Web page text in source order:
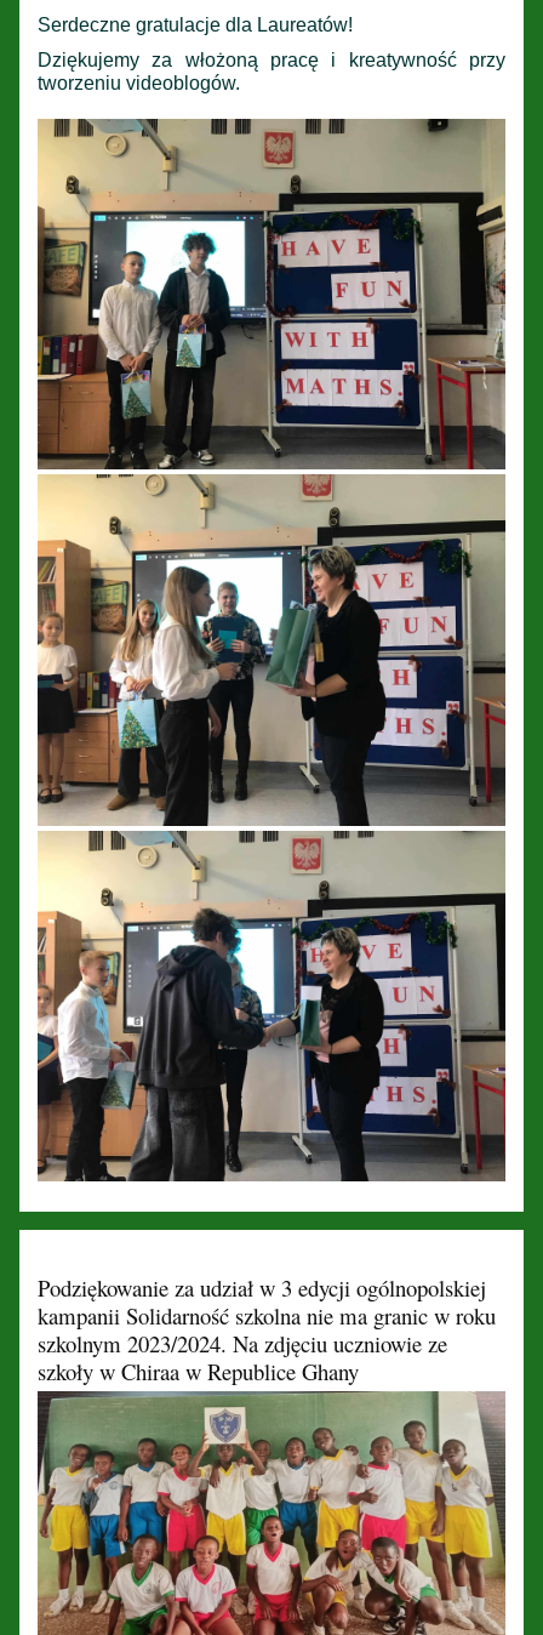
Serdeczne gratulacje dla Laureatów!
Dziękujemy za włożoną pracę i kreatywność przy
tworzeniu videoblogów.
Podziękowanie za udział w 3 edycji ogólnopolskiej
kampanii Solidarność szkolna nie ma granic w roku
szkolnym 2023/2024. Na zdjęciu uczniowie ze
szkoły w Chiraa w Republice Ghany